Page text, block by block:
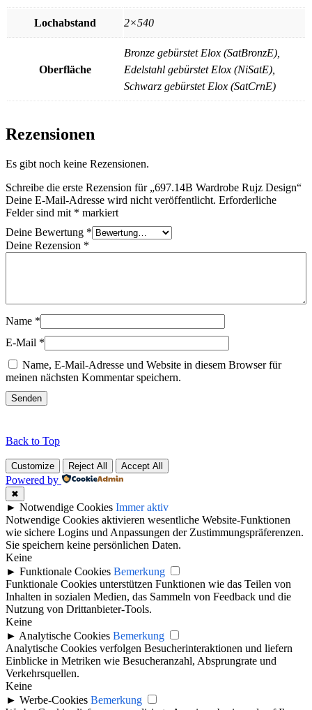
Lochabstand 2×540
Oberfläche
Bronze gebürstet Elox (SatBronzE),
Edelstahl gebürstet Elox (NiSatE),
Schwarz gebürstet Elox (SatCrnE)
Rezensionen
Es gibt noch keine Rezensionen.
Schreibe die erste Rezension für „697.14B Wardrobe Rujz Design“
Deine E-Mail-Adresse wird nicht veröffentlicht. Erforderliche
Felder sind mit * markiert
Deine Bewertung *
Deine Rezension *
Name *
E-Mail *
Name, E-Mail-Adresse und Website in diesem Browser für
meinen nächsten Kommentar speichern.
Back to Top
Customize Reject All Accept All
Powered by
✖
► Notwendige Cookies Immer aktiv
Notwendige Cookies aktivieren wesentliche Website-Funktionen
wie sichere Logins und Anpassungen der Zustimmungspräferenzen.
Sie speichern keine persönlichen Daten.
Keine
► Funktionale Cookies Bemerkung
Funktionale Cookies unterstützen Funktionen wie das Teilen von
Inhalten in sozialen Medien, das Sammeln von Feedback und die
Nutzung von Drittanbieter-Tools.
Keine
► Analytische Cookies Bemerkung
Analytische Cookies verfolgen Besucherinteraktionen und liefern
Einblicke in Metriken wie Besucheranzahl, Absprungrate und
Verkehrsquellen.
Keine
► Werbe-Cookies Bemerkung